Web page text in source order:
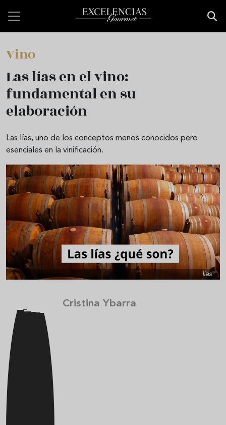
Vino
Las lías en el vino:
fundamental en su
elaboración
Las lías, uno de los conceptos menos conocidos pero
esenciales en la vinificación.
lías
Cristina Ybarra